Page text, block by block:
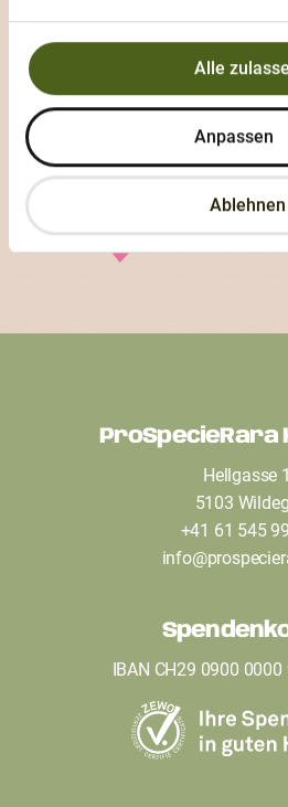
Alle
Anpassen
Ablehnen
piao
1 Votes
ProSpecieRara
Hellgasse 1
5103
+41 61 545
info@
IBAN CH29 0900